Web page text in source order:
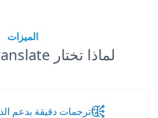
الميزات
لماذا تختار OpenL Translate؟
ترجمات دقيقة بدعم